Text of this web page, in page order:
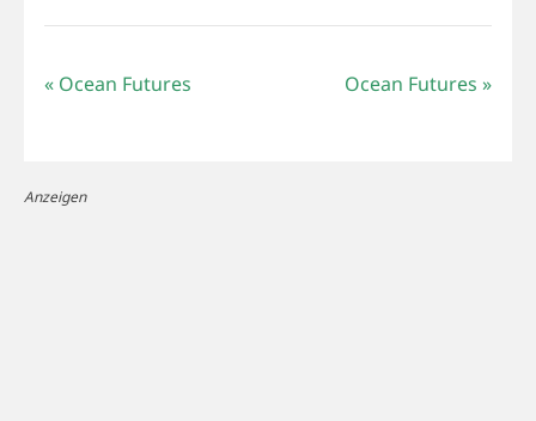
«Ocean Futures Ocean Futures»
Anzeigen